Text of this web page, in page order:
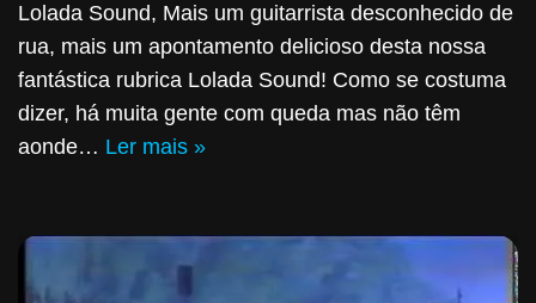
Lolada Sound, Mais um guitarrista desconhecido de
rua, mais um apontamento delicioso desta nossa
fantástica rubrica Lolada Sound! Como se costuma
dizer, há muita gente com queda mas não têm
aonde… Ler mais »